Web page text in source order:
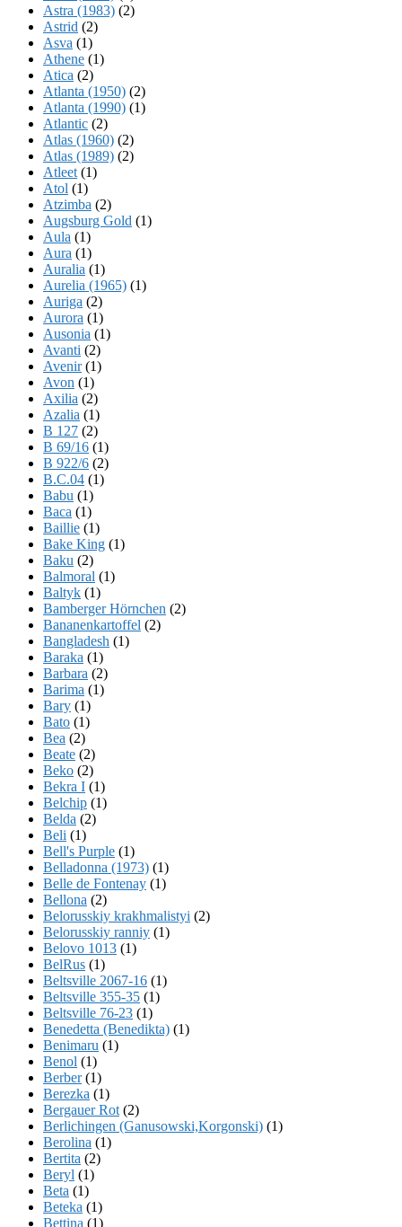
Astra (1983) (2)
Astrid (2)
Asva (1)
Athene (1)
Atica (2)
Atlanta (1950) (2)
Atlanta (1990) (1)
Atlantic (2)
Atlas (1960) (2)
Atlas (1989) (2)
Atleet (1)
Atol (1)
Atzimba (2)
Augsburg Gold (1)
Aula (1)
Aura (1)
Auralia (1)
Aurelia (1965) (1)
Auriga (2)
Aurora (1)
Ausonia (1)
Avanti (2)
Avenir(1)
Avon (1)
Axilia (2)
Azalia (1)
B 127 (2)
B 69/16 (1)
B 922/6 (2)
B.C.04 (1)
Babu (1)
Baca (1)
Baillie (1)
Bake King (1)
Baku (2)
Balmoral (1)
Baltyk (1)
Bamberger Hörnchen (2)
Bananenkartoffel (2)
Bangladesh (1)
Baraka (1)
Barbara (2)
Barima (1)
Bary (1)
Bato (1)
Bea (2)
Beate (2)
Beko (2)
Bekra I (1)
Belchip (1)
Belda (2)
Beli (1)
Bell's Purple (1)
Belladonna (1973) (1)
Belle de Fontenay (1)
Bellona (2)
Belorusskiy krakhmalistyi (2)
Belorusskiy ranniy (1)
Belovo 1013 (1)
BelRus (1)
Beltsville 2067-16 (1)
Beltsville 355-35 (1)
Beltsville 76-23 (1)
Benedetta (Benedikta) (1)
Benimaru (1)
Benol (1)
Berber(1)
Berezka (1)
Bergauer Rot (2)
Berlichingen (Ganusowski,Korgonski) (1)
Berolina (1)
Bertita (2)
Beryl (1)
Beta (1)
Beteka (1)
Bettina (1)